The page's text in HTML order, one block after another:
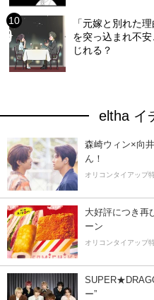
「元嫁と別れた
を突っ込まれ不
じれる？
eltha イ
森崎ウィン×向
ん！
オリコンタイアップ
大好評につき再
ーン
オリコンタイアップ
ー”